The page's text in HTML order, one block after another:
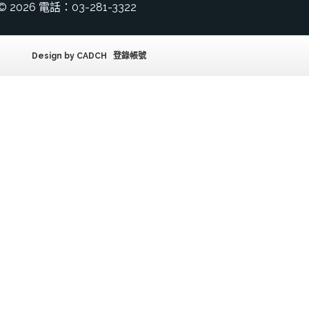
2026 電話：03-281-3322
Design by CADCH 登錄帳號